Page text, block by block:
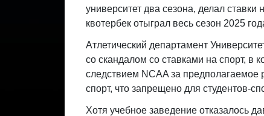
университет два сезона, делал ставки
квотербек отыграл весь сезон 2025
Атлетический департамент
со скандалом со ставками на спорт,
следствием NCAA за
спорт, что запрещено для студентов-
Хотя учебное заведение отказалось